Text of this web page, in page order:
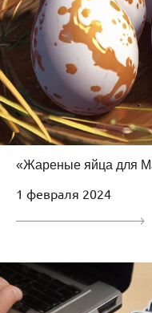
«Жареные яйца для
1 февраля 2024